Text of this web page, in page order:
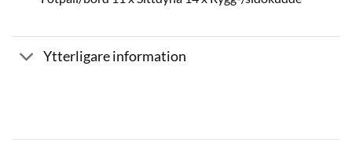
Ytterligare information